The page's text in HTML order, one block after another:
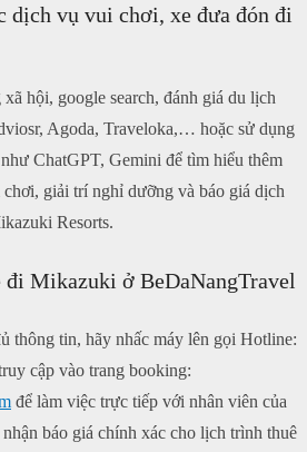
dịch vụ vui chơi, xe đưa đón đi
hội, google search, đánh giá du lịch
Agoda, Traveloka,… hoặc sử dụng
ChatGPT, Gemini để tìm hiểu thêm
giải trí nghỉ dưỡng và báo giá dịch
Resorts.
đi Mikazuki ở BeDaNangTravel
thông tin, hãy nhấc máy lên gọi Hotline:
cập vào trang booking:
để làm việc trực tiếp với nhân viên của
báo giá chính xác cho lịch trình thuê